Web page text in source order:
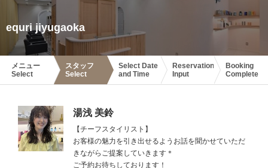
equri jiyugaoka
メニュー
Select
スタッフ
Select
Select Date
and Time
Reservation
Input
Booking
Complete
湯浅 美鈴
【チーフスタイリスト】
お客様の魅力を引き出せるようお話を聞かせていただ
きながらご提案していきます＊
ご予約お待ちしております！